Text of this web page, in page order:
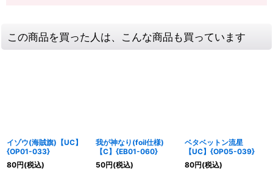
この商品を買った人は、こんな商品も買っています
イゾウ(海賊旗)【UC】
{OP01-033}
80円(税込)
我が神なり(foil仕様)
【C】{EB01-060}
50円(税込)
ベタベットン流星
【UC】{OP05-039}
80円(税込)